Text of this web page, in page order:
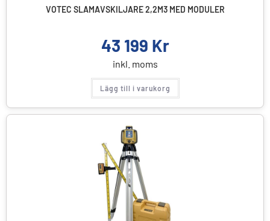
VOTEC SLAMAVSKILJARE 2,2M3 MED MODULER
43 199 Kr
inkl. moms
Lägg till i varukorg